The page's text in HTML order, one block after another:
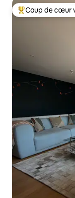
Coup de cœur
Coup de cœur